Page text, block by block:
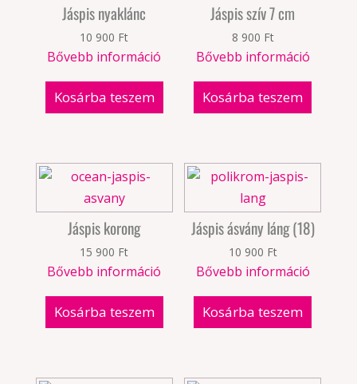
Jáspis nyaklánc
10 900 Ft
Bővebb információ
Kosárba teszem
Jáspis szív 7 cm
8 900 Ft
Bővebb információ
Kosárba teszem
Jáspis korong
15 900 Ft
Bővebb információ
Kosárba teszem
Jáspis ásvány láng (18)
10 900 Ft
Bővebb információ
Kosárba teszem